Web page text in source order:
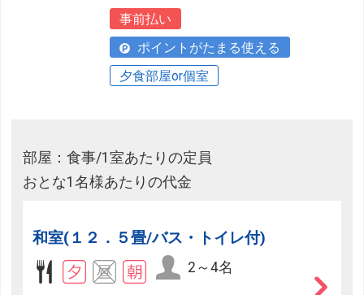
事前払い
ポイントがたまる使える
夕食部屋or個室
部屋：食事/1室あたりの定員
おとな1名様あたりの代金
和室(１２．５畳/バス・トイレ付)
2～4名